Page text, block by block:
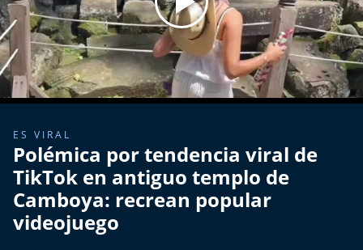
Expreso Bío Bío
Podría Ser Peor
La Entrevista de Tomás Mosciatti
Entrevistas BioBioTV
Comentarios de Tomás Mosciatti
Más de Ti Podcast
ES VIRAL
Polémica por tendencia viral de
TikTok en antiguo templo de
Camboya: recrean popular
videojuego